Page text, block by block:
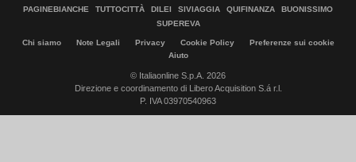
PAGINEBIANCHE
TUTTOCITTÀ DILEI SIVIAGGIA QUIFINANZA
BUONISSIMO
SUPEREVA
Chi siamo Note Legali Privacy Cookie Policy
Preferenze sui cookie
Aiuto
© Italiaonline S.p.A. 2026
Direzione e coordinamento di Libero Acquisition S.á r.l.
P. IVA 03970540963